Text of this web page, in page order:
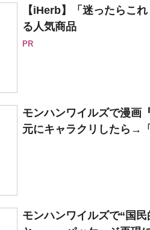
【iHerb】「迷ったらこ
る人気商品
PR
モンハンワイルズで漫画
元にキャラクリしたら→
モンハンワイルズで“国